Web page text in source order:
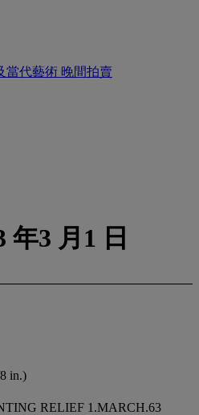
當代藝術 晚間拍賣
年3 月1 日
in.)
RELIEF 1.MARCH.63